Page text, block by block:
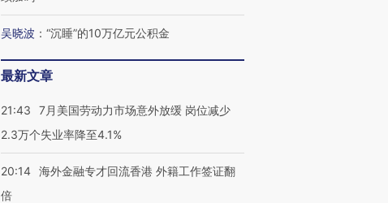
吴晓波 ： “沉睡”的10万亿元公积金
最新文章
21:43
7月美国劳动力市场意外放缓 岗位减少
2.3万个失业率降至4.1%
20:14 海外金融专才回流香港 外籍工作签证翻
倍